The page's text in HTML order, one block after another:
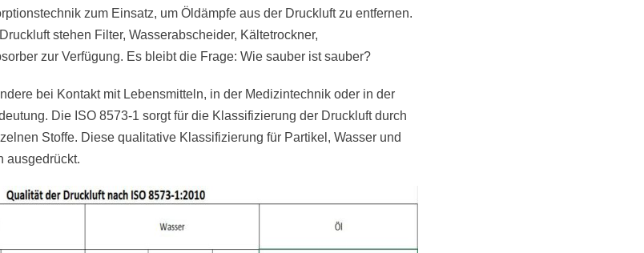
zum Einsatz, um Öldämpfe aus der Druckluft zu entfernen.
stehen Filter, Wasserabscheider, Kältetrockner,
zur Verfügung. Es bleibt die Frage: Wie sauber ist sauber?
bei Kontakt mit Lebensmitteln, in der Medizintechnik oder in der
Die ISO 8573-1 sorgt für die Klassifizierung der Druckluft durch
Stoffe. Diese qualitative Klassifizierung für Partikel, Wasser und
ausgedrückt.